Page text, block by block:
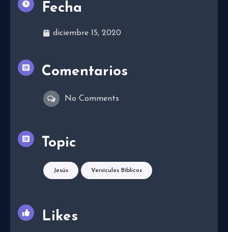
Fecha
diciembre 15, 2020
Comentarios
No Comments
Topic
Jesús Versículos Bíblicos
Likes